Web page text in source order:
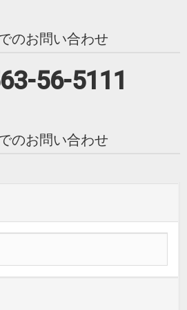
のお問い合わせ
56-5111
のお問い合わせ